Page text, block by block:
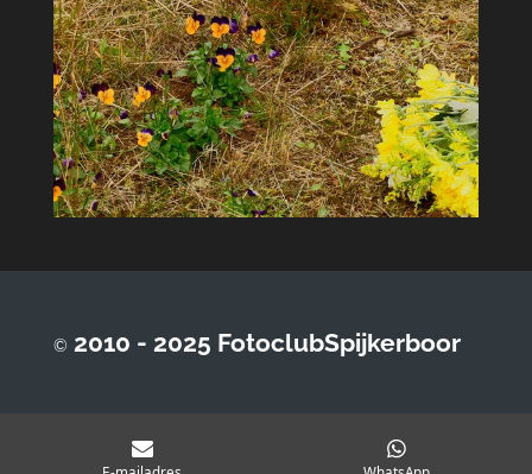
© 2010 - 2025 FotoclubSpijkerboor